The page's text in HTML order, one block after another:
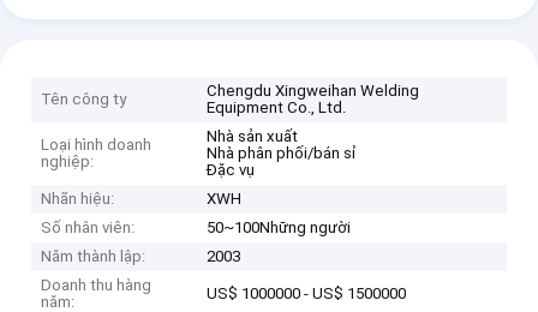
Tên công ty
Chengdu Xingweihan Welding
Equipment Co., Ltd.
Loại hình doanh
nghiệp:
Nhà sản xuất
Nhà phân phối/bán sỉ
Đặc vụ
Nhãn hiệu:
XWH
Số nhân viên:
50~100Những người
Năm thành lập:
2003
Doanh thu hàng
năm:
US$ 1000000 - US$ 1500000